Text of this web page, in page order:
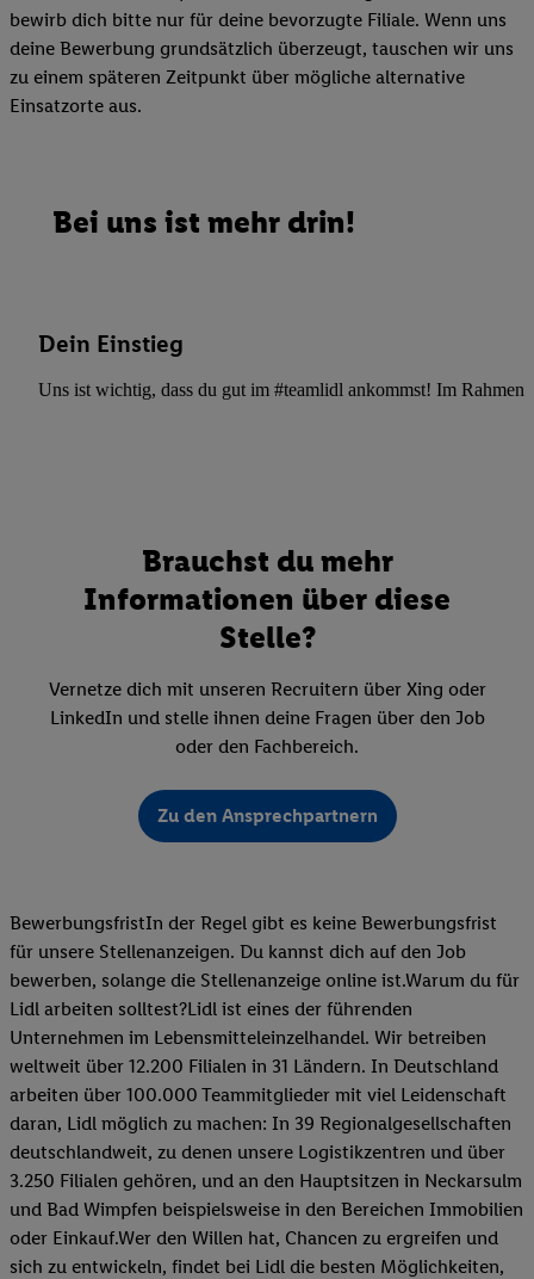
bewirb dich bitte nur für deine bevorzugte Filiale. Wenn uns
deine Bewerbung grundsätzlich überzeugt, tauschen wir uns
zu einem späteren Zeitpunkt über mögliche alternative
Einsatzorte aus.
Bei uns ist mehr drin!
Dein Einstieg
Uns ist wichtig, dass du gut im #teamlidl ankommst! Im Rahmen
Brauchst du mehr
Informationen über diese
Stelle?
Vernetze dich mit unseren Recruitern über Xing oder
LinkedIn und stelle ihnen deine Fragen über den Job
oder den Fachbereich.
Zu den Ansprechpartnern
BewerbungsfristIn der Regel gibt es keine Bewerbungsfrist
für unsere Stellenanzeigen. Du kannst dich auf den Job
bewerben, solange die Stellenanzeige online ist.Warum du für
Lidl arbeiten solltest?Lidl ist eines der führenden
Unternehmen im Lebensmitteleinzelhandel. Wir betreiben
weltweit über 12.200 Filialen in 31 Ländern. In Deutschland
arbeiten über 100.000 Teammitglieder mit viel Leidenschaft
daran, Lidl möglich zu machen: In 39 Regionalgesellschaften
deutschlandweit, zu denen unsere Logistikzentren und über
3.250 Filialen gehören, und an den Hauptsitzen in Neckarsulm
und Bad Wimpfen beispielsweise in den Bereichen Immobilien
oder Einkauf.Wer den Willen hat, Chancen zu ergreifen und
sich zu entwickeln, findet bei Lidl die besten Möglichkeiten,